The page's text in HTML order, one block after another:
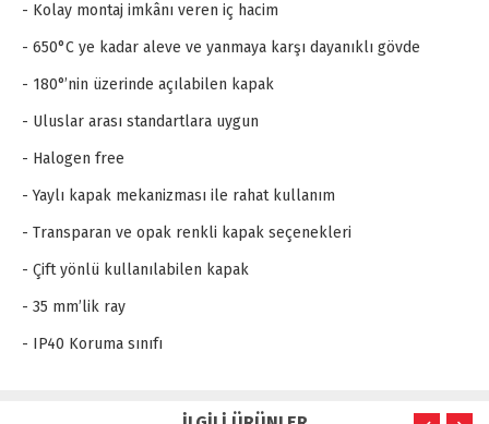
- Kolay montaj imkânı veren iç hacim
- 650°C ye kadar aleve ve yanmaya karşı dayanıklı gövde
- 180°’nin üzerinde açılabilen kapak
- Uluslar arası standartlara uygun
- Halogen free
- Yaylı kapak mekanizması ile rahat kullanım
- Transparan ve opak renkli kapak seçenekleri
- Çift yönlü kullanılabilen kapak
- 35 mm’lik ray
- IP40 Koruma sınıfı